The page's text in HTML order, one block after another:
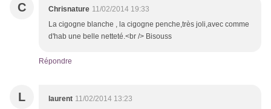
C Chrisnature 11/02/2014 19:33
La cigogne blanche , la cigogne penche,très joli,avec comme
d'hab une belle netteté.<br /> Bisouss
Répondre
L laurent 11/02/2014 13:23